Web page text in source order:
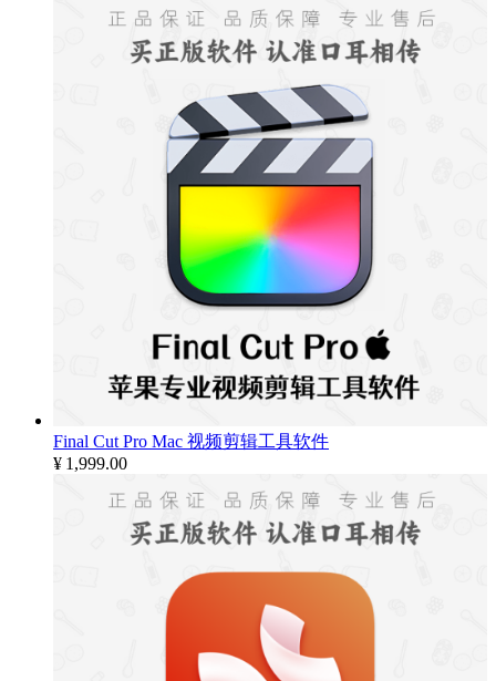
Final Cut Pro Mac 视频剪辑工具软件
¥ 1,999.00